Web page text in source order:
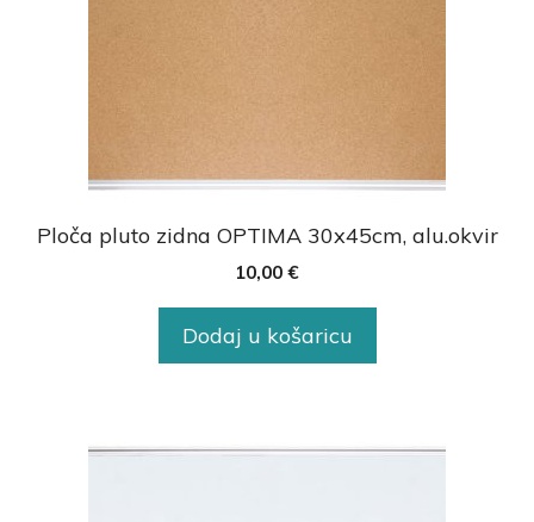
Ploča pluto zidna OPTIMA 30x45cm, alu.okvir
10,00 €
Dodaj u košaricu